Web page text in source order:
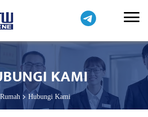
KAMI
Rumah Hubungi Kami